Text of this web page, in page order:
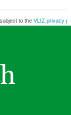
to the VLIZ privacy